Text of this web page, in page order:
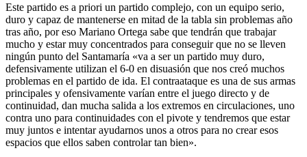
Este partido es a priori un partido complejo, con un equipo serio,
duro y capaz de mantenerse en mitad de la tabla sin problemas año
tras año, por eso Mariano Ortega sabe que tendrán que trabajar
mucho y estar muy concentrados para conseguir que no se lleven
ningún punto del Santamaría «va a ser un partido muy duro,
defensivamente utilizan el 6-0 en disuasión que nos creó muchos
problemas en el partido de ida. El contraataque es una de sus armas
principales y ofensivamente varían entre el juego directo y de
continuidad, dan mucha salida a los extremos en circulaciones, uno
contra uno para continuidades con el pivote y tendremos que estar
muy juntos e intentar ayudarnos unos a otros para no crear esos
espacios que ellos saben controlar tan bien».